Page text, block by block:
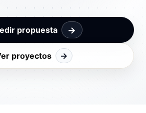
propuesta →
proyectos →